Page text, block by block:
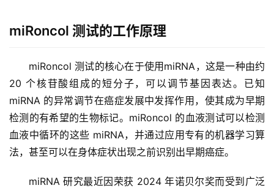
miRoncol 测试的工作原理
miRoncol 测试的核心在于使用miRNA，这是一种由约
20 个核苷酸组成的短分子，可以调节基因表达。已知
miRNA 的异常调节在癌症发展中发挥作用，使其成为早期
检测的有希望的生物标记。miRoncol 的血液测试可以检测
血液中循环的这些 miRNA，并通过应用专有的机器学习算
法，甚至可以在身体症状出现之前识别出早期癌症。
miRNA 研究最近因荣获 2024 年诺贝尔奖而受到广泛